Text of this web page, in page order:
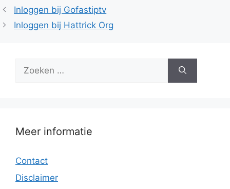
Inloggen bij Gofastiptv
Inloggen bij Hattrick Org
naar:
Meer informatie
Contact
Disclaimer